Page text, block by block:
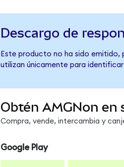
Descargo de
Este producto no ha sido emitido,
utilizan únicamente para
Obtén AMGNon en
Compra, vende, intercambia y
Google Play